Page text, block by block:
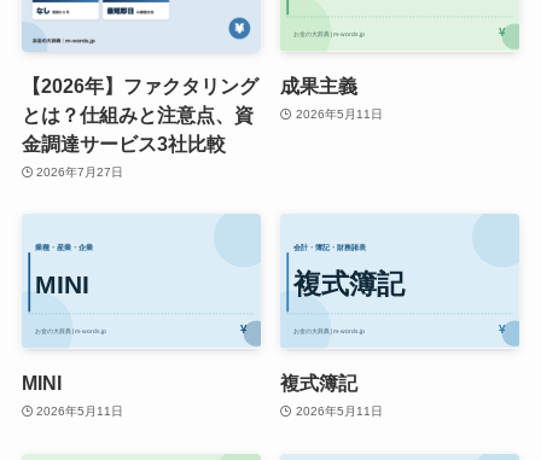
【2026年】ファクタリング
とは？仕組みと注意点、資
金調達サービス3社比較
2026年7月27日
成果主義
2026年5月11日
MINI
2026年5月11日
複式簿記
2026年5月11日